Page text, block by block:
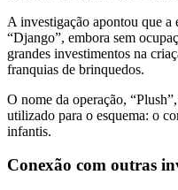
A investigação apontou que a
“Django”, embora sem
grandes investimentos na
franquias de brinquedos.
O nome da operação,
utilizado para o esquema: o
infantis.
Conexão com outras